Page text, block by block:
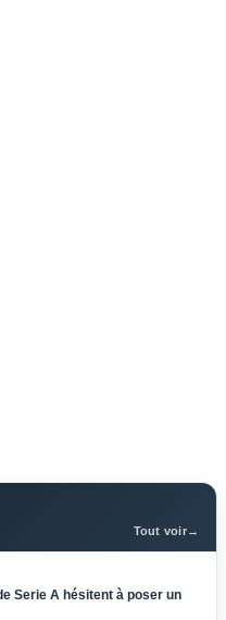
Tout voir→
Serie A hésitent à poser un